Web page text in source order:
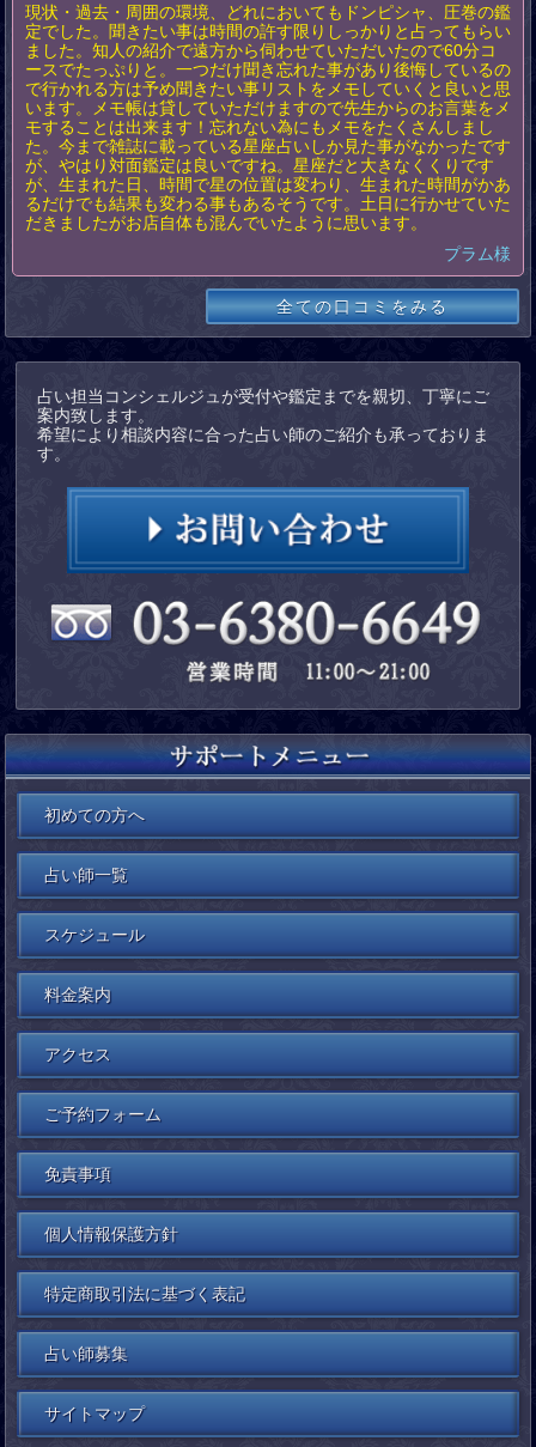
現状・過去・周囲の環境、どれにおいてもドンピシャ、圧巻の鑑
定でした。聞きたい事は時間の許す限りしっかりと占ってもらい
ました。知人の紹介で遠方から伺わせていただいたので60分コ
ースでたっぷりと。一つだけ聞き忘れた事があり後悔しているの
で行かれる方は予め聞きたい事リストをメモしていくと良いと思
います。メモ帳は貸していただけますので先生からのお言葉をメ
モすることは出来ます！忘れない為にもメモをたくさんしまし
た。今まで雑誌に載っている星座占いしか見た事がなかったです
が、やはり対面鑑定は良いですね。星座だと大きなくくりです
が、生まれた日、時間で星の位置は変わり、生まれた時間がかあ
るだけでも結果も変わる事もあるそうです。土日に行かせていた
だきましたがお店自体も混んでいたように思います。
プラム様
全ての口コミをみる
占い担当コンシェルジュが受付や鑑定までを親切、丁寧にご
案内致します。
希望により相談内容に合った占い師のご紹介も承っておりま
す。
初めての方へ
占い師一覧
スケジュール
料金案内
アクセス
ご予約フォーム
免責事項
個人情報保護方針
特定商取引法に基づく表記
占い師募集
サイトマップ